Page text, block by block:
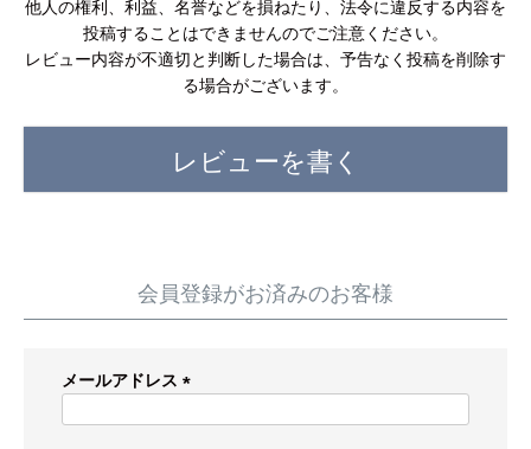
蛇 口 トイレ
ウォシュレッ
給湯器 コンロ
洗面台
他人の権利、利益、名誉などを損ねたり、法令に違反する内容を
投稿することはできませんのでご注意ください。
レビュー内容が不適切と判断した場合は、予告なく投稿を削除す
る場合がございます。
レビューを書く
会員登録がお済みのお客様
メールアドレス